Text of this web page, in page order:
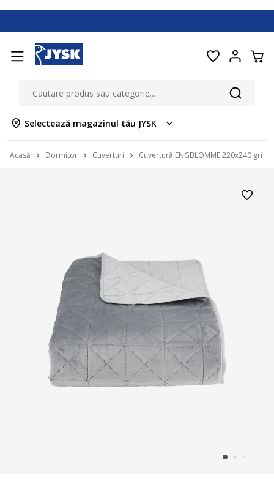
Selectează magazinul tău JYSK
Acasă Dormitor Cuverturi Cuvertură ENGBLOMME 220x240 gri